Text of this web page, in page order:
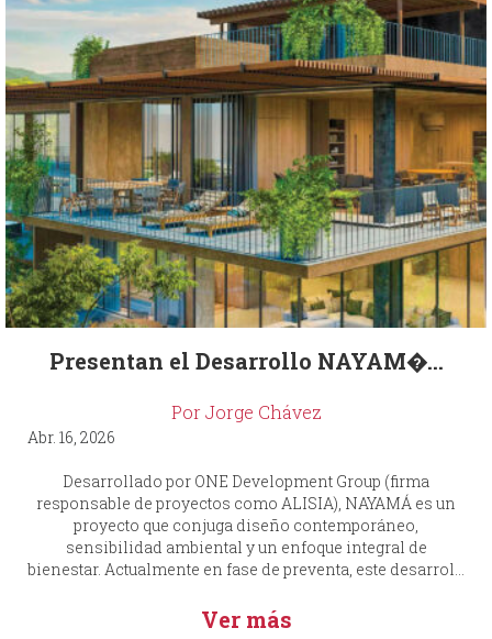
Presentan el Desarrollo NAYAM�...
Por Jorge Chávez
Abr. 16, 2026
Desarrollado por ONE Development Group (firma
responsable de proyectos como ALISIA), NAYAMÁ es un
proyecto que conjuga diseño contemporáneo,
sensibilidad ambiental y un enfoque integral de
bienestar. Actualmente en fase de preventa, este desarrol...
Ver más